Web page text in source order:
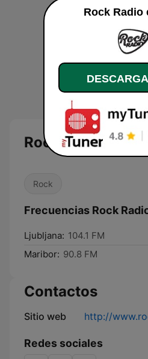
Rock Radio
Rock
Frecuencias Rock
Ljubljana: 104.1 FM
Maribor: 90.8 FM
Contactos
Sitio web http://
Redes sociales
Rock Radio